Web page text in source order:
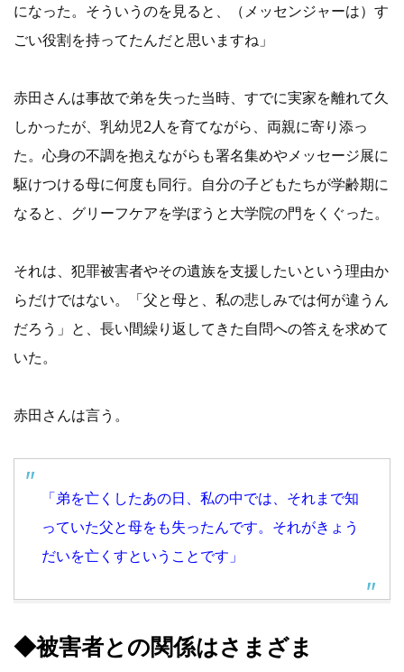
になった。そういうのを見ると、（メッセンジャーは）す
ごい役割を持ってたんだと思いますね」
赤田さんは事故で弟を失った当時、すでに実家を離れて久
しかったが、乳幼児2人を育てながら、両親に寄り添っ
た。心身の不調を抱えながらも署名集めやメッセージ展に
駆けつける母に何度も同行。自分の子どもたちが学齢期に
なると、グリーフケアを学ぼうと大学院の門をくぐった。
それは、犯罪被害者やその遺族を支援したいという理由か
らだけではない。「父と母と、私の悲しみでは何が違うん
だろう」と、長い間繰り返してきた自問への答えを求めて
いた。
赤田さんは言う。
「弟を亡くしたあの日、私の中では、それまで知
っていた父と母をも失ったんです。それがきょう
だいを亡くすということです」
◆被害者との関係はさまざま